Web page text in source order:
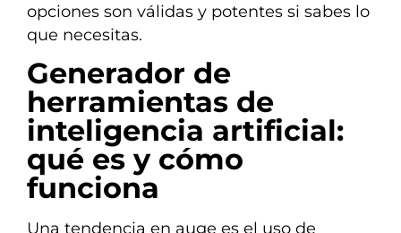
opciones son válidas y potentes si sabes lo
que necesitas.
Generador de
herramientas de
inteligencia artificial:
qué es y cómo
funciona
Una tendencia en auge es el uso de